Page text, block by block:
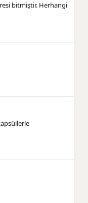
bitmiştir. Herhangi